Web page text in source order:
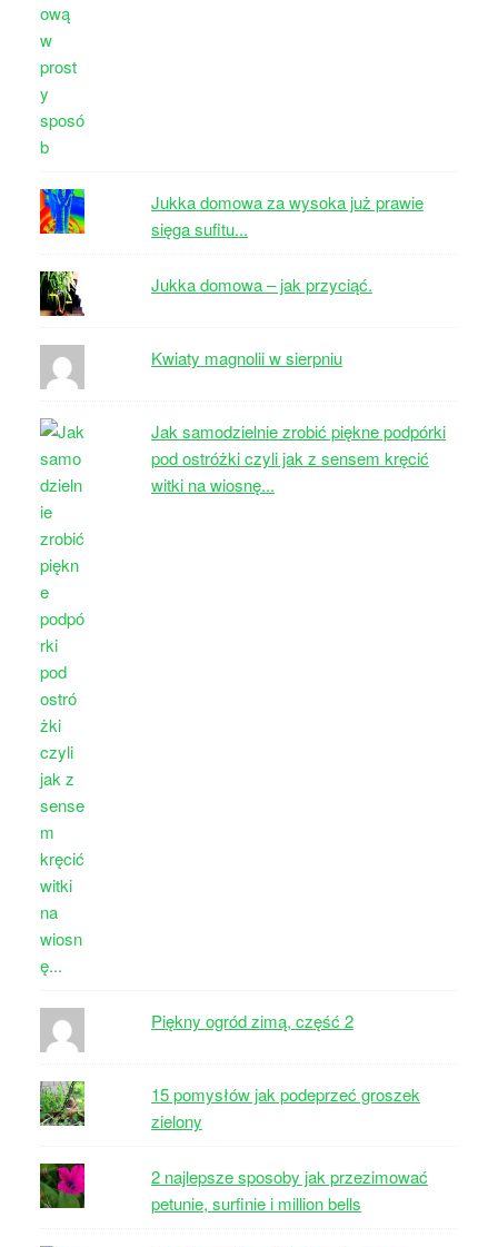
Jukka domowa za wysoka już prawie
sięga sufitu...
Jukka domowa – jak przyciąć.
Kwiaty magnolii w sierpniu
Jak samodzielnie zrobić piękne podpórki
pod ostróżki czyli jak z sensem kręcić
witki na wiosnę...
Piękny ogród zimą, część 2
15 pomysłów jak podeprzeć groszek
zielony
2 najlepsze sposoby jak przezimować
petunie, surfinie i million bells